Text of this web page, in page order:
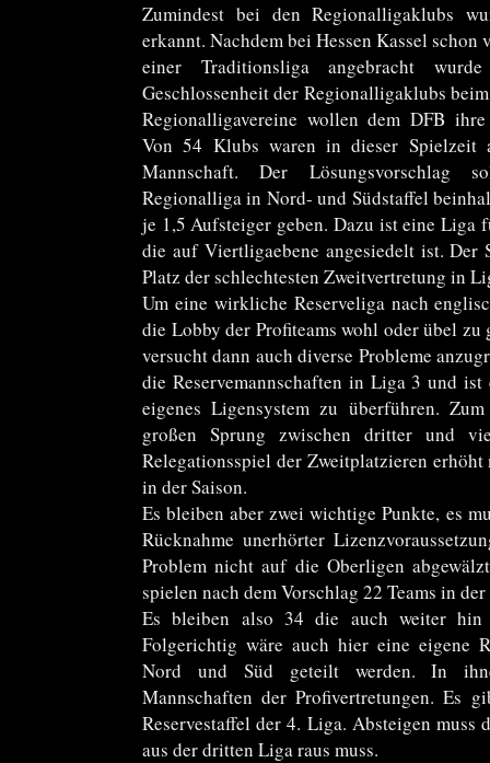
Zumindest bei den Regionalligaklubs
erkannt. Nachdem bei Hessen Kassel
einer Traditionsliga angebracht
Geschlossenheit der Regionalligaklubs
Regionalligavereine wollen dem DFB
Von 54 Klubs waren in dieser Spielzeit
Mannschaft. Der Lösungsvorschlag
Regionalliga in Nord- und Südstaffel
je 1,5 Aufsteiger geben. Dazu ist eine Liga
die auf Viertligaebene angesiedelt ist. Der
Platz der schlechtesten Zweitvertretung in
Um eine wirkliche Reserveliga nach
die Lobby der Profiteams wohl oder übel zu
versucht dann auch diverse Probleme
die Reservemannschaften in Liga 3 und
eigenes Ligensystem zu überführen.
großen Sprung zwischen dritter und
Relegationsspiel der Zweitplatzieren
in der Saison.
Es bleiben aber zwei wichtige Punkte, es
Rücknahme unerhörter
Problem nicht auf die Oberligen
spielen nach dem Vorschlag 22 Teams in
Es bleiben also 34 die auch weiter hin
Folgerichtig wäre auch hier eine eigene
Nord und Süd geteilt werden. In
Mannschaften der Profivertretungen. Es
Reservestaffel der 4. Liga. Absteigen muss
aus der dritten Liga raus muss.